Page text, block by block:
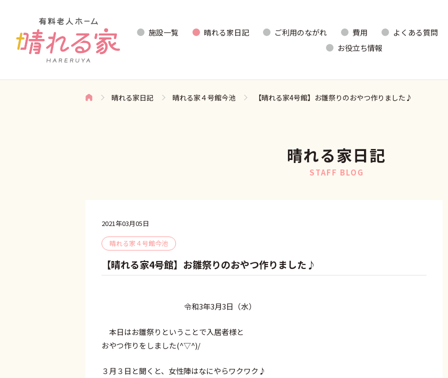
施設一覧 晴れる家日記 ご利用のながれ 費用
よくある質問
お役立ち情報
晴れる家日記 晴れる家４号館今池 【晴れる家4号館】お雛祭りのおやつ作りました♪
晴れる家日記
STAFF BLOG
2021年03月05日
晴れる家４号館今池
【晴れる家4号館】お雛祭りのおやつ作りました♪
令和3年3月3日（水）
本日はお雛祭りということで入居者様と
おやつ作りをしました(^▽^)/
３月３日と聞くと、女性陣はなにやらワクワク♪